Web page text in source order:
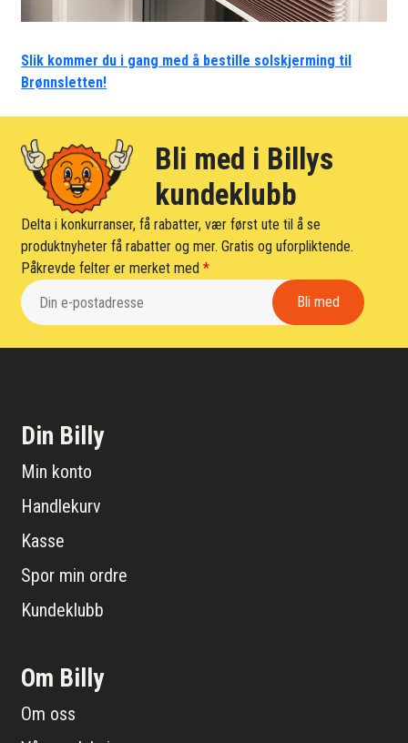
Slik kommer du i gang med å bestille solskjerming til
Brønnsletten!
Bli med i Billys
kundeklubb
Delta i konkurranser, få rabatter, vær først ute til å se
produktnyheter få rabatter og mer. Gratis og uforpliktende.
Påkrevde felter er merket med*
Din Billy
Min konto
Handlekurv
Kasse
Spor min ordre
Kundeklubb
Om Billy
Om oss